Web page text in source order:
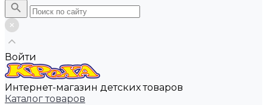
Войти
Интернет-магазин детских товаров
Каталог товаров